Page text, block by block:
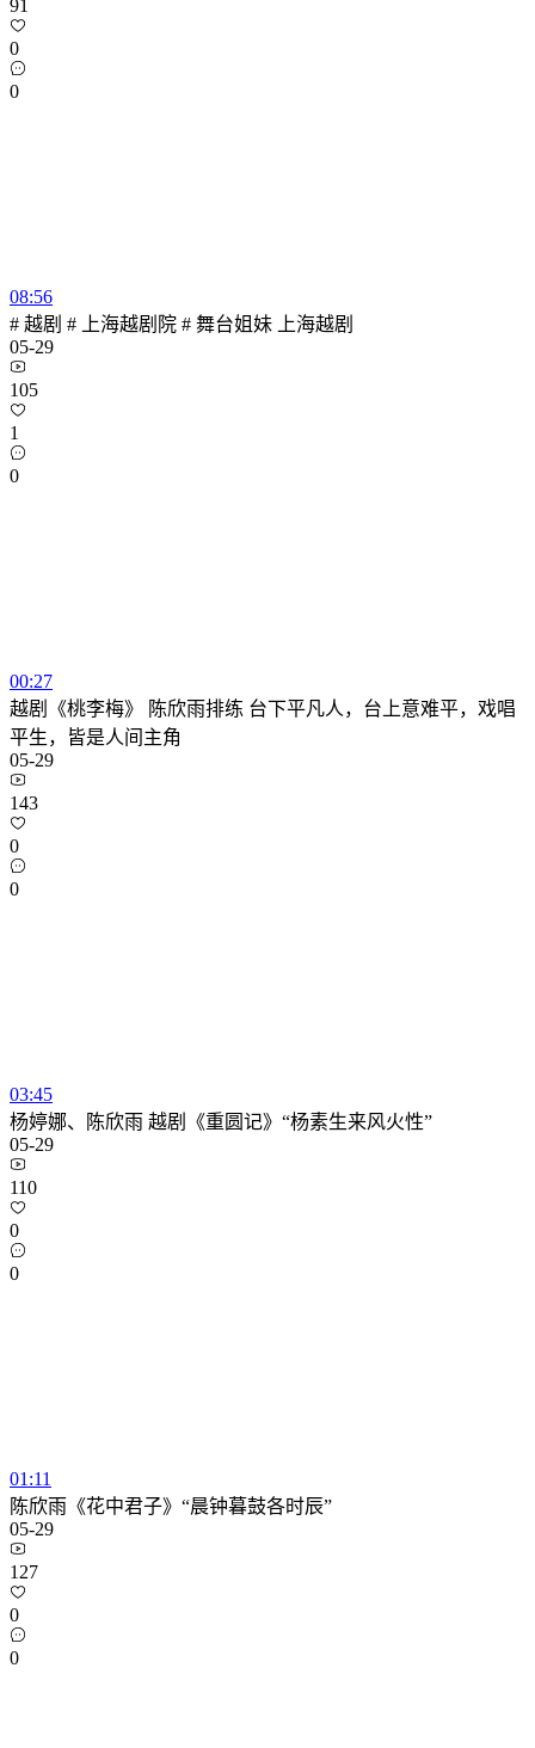
91
0
0
08:56
# 越剧 # 上海越剧院 # 舞台姐妹 上海越剧
05-29
105
1
0
00:27
越剧《桃李梅》 陈欣雨排练 台下平凡人，台上意难平，戏唱
平生，皆是人间主角
05-29
143
0
0
03:45
杨婷娜、陈欣雨 越剧《重圆记》“杨素生来风火性”
05-29
110
0
0
01:11
陈欣雨《花中君子》“晨钟暮鼓各时辰”
05-29
127
0
0